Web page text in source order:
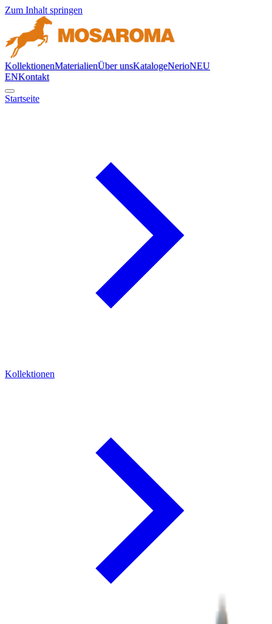
Zum Inhalt springen
KollektionenMaterialienÜber unsKatalogeNerioNEU
ENKontakt
Startseite
Kollektionen